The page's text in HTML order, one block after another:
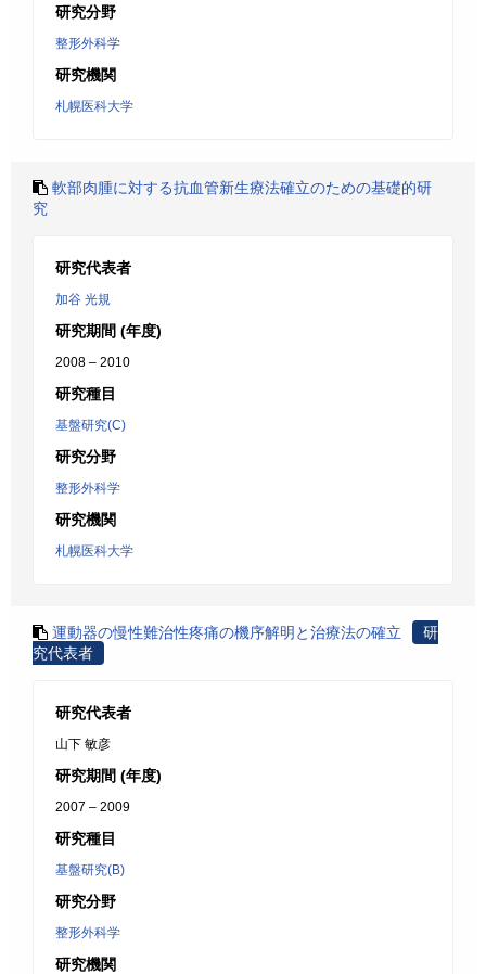
研究分野
整形外科学
研究機関
札幌医科大学
軟部肉腫に対する抗血管新生療法確立のための基礎的研
究
研究代表者
加谷 光規
研究期間 (年度)
2008 – 2010
研究種目
基盤研究(C)
研究分野
整形外科学
研究機関
札幌医科大学
運動器の慢性難治性疼痛の機序解明と治療法の確立
研
究代表者
研究代表者
山下 敏彦
研究期間 (年度)
2007 – 2009
研究種目
基盤研究(B)
研究分野
整形外科学
研究機関